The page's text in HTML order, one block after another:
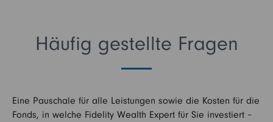
Häufig gestellte Fragen
Eine Pauschale für alle Leistungen sowie die Kosten für die
Fonds, in welche Fidelity Wealth Expert für Sie investiert –